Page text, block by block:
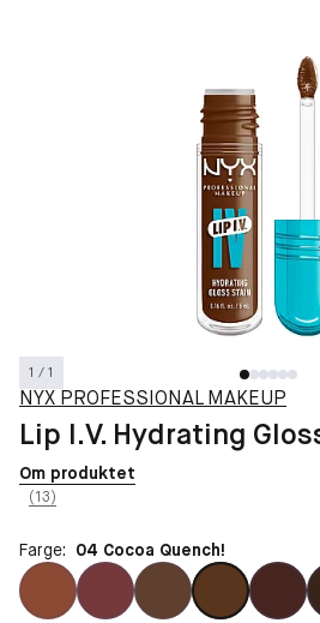
1 / 1
NYX PROFESSIONAL MAKEUP
Lip I.V. Hydrating
Om produktet
(13)
Farge: 04 Cocoa Quench!